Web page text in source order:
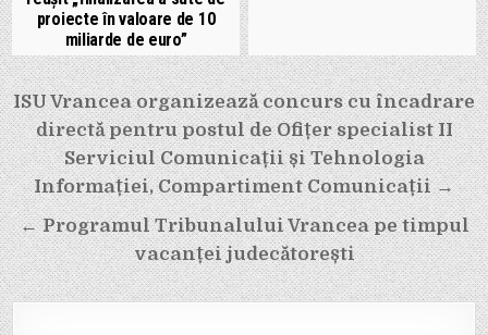
proiecte în valoare de 10
miliarde de euro”
Navigare
în
articole
ISU Vrancea organizează concurs cu încadrare
directă pentru postul de Ofițer specialist II
Serviciul Comunicații și Tehnologia
Informației, Compartiment Comunicații →
← Programul Tribunalului Vrancea pe timpul
vacanței judecătorești